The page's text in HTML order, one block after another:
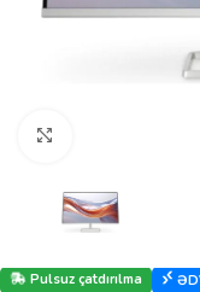
Pulsuz çatdırılma